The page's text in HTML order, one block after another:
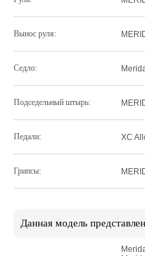
Вынос руля:
Седло:
Подседельный штырь:
Педали: XC
Грипсы:
Данная модель